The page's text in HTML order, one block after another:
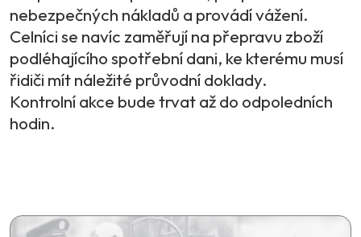
nebezpečných nákladů a provádí vážení.
Celníci se navíc zaměřují na přepravu zboží
podléhajícího spotřební dani, ke kterému musí
řidiči mít náležité průvodní doklady.
Kontrolní akce bude trvat až do odpoledních
hodin.